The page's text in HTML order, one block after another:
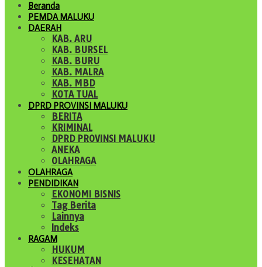
Beranda
PEMDA MALUKU
DAERAH
KAB. ARU
KAB. BURSEL
KAB. BURU
KAB. MALRA
KAB. MBD
KOTA TUAL
DPRD PROVINSI MALUKU
BERITA
KRIMINAL
DPRD PROVINSI MALUKU
ANEKA
OLAHRAGA
OLAHRAGA
PENDIDIKAN
EKONOMI BISNIS
Tag Berita
Lainnya
Indeks
RAGAM
HUKUM
KESEHATAN